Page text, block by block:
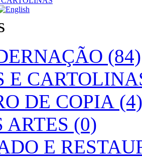
(84)
E
DE COPIA (4)
ARTES (0)
E